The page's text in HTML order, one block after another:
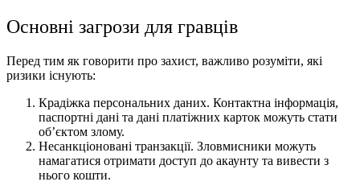
Основні загрози для гравців
Перед тим як говорити про захист, важливо розуміти, які
ризики існують:
Крадіжка персональних даних. Контактна інформація,
паспортні дані та дані платіжних карток можуть стати
об’єктом злому.
Несанкціоновані транзакції. Зловмисники можуть
намагатися отримати доступ до акаунту та вивести з
нього кошти.